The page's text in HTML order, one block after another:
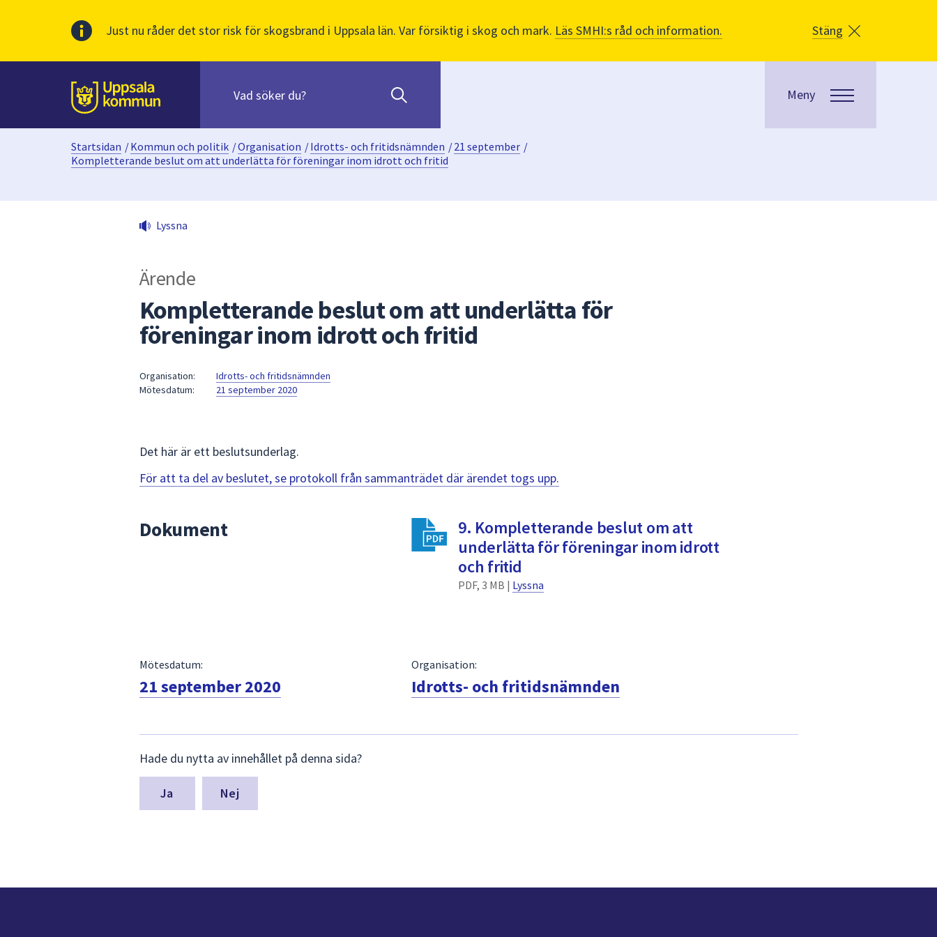
Just nu råder det stor risk för skogsbrand i Uppsala län. Var försiktig i skog och mark. Läs SMHI:s råd och information. Stäng
Till sidans
huvudinnehåll
innehåll
När
du
presenteras
under
fältet.
Använd
piltangenterna
sökförslagen
och
enter
välja
Meny
Startsidan /Kommun och politik /Organisation /Idrotts- och fritidsnämnden /21 september /
Kompletterande beslut om att underlätta för föreningar inom idrott och fritid
Lyssna
Ärende
Kompletterande beslut om att underlätta för
föreningar inom idrott och fritid
Organisation:
Idrotts- och fritidsnämnden
Mötesdatum:
21 september 2020
Det här är ett beslutsunderlag.
För att ta del av beslutet, se protokoll från sammanträdet där ärendet togs upp.
Dokument
9. Kompletterande beslut om att
underlätta för föreningar inom idrott
och fritid
PDF, 3 MB | Lyssna
Mötesdatum:
21 september 2020
Organisation:
Idrotts- och fritidsnämnden
synpunkter
för
denna
Hade du nytta av innehållet på denna sida?
Nej